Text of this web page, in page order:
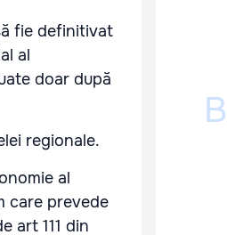
fie definitivat
al
doar după
regionale.
al
care prevede
art 111 din